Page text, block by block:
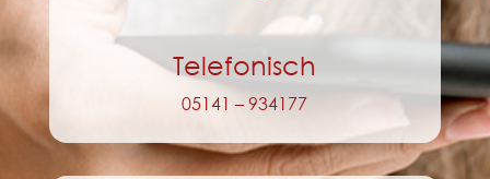
Telefonisch
05141 – 934177